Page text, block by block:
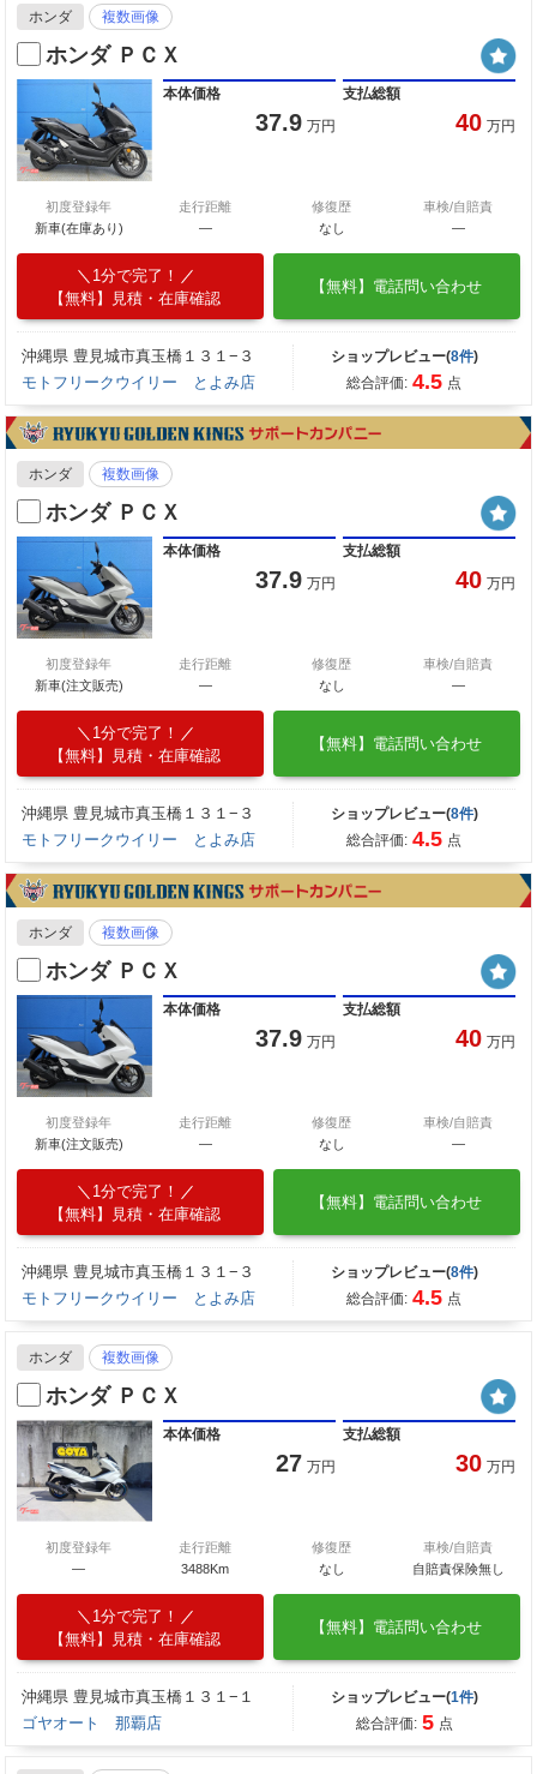
ホンダ 複数画像
ホンダ ＰＣＸ
本体価格
37.9 万円
支払総額
40 万円
初度登録年
新車(在庫あり)
走行距離
―
修復歴
なし
車検/自賠責
―
1分で完了！
【無料】見積・在庫確認
【無料】電話問い合わせ
沖縄県 豊見城市真玉橋１３１−３
モトフリークウイリー とよみ店
ショップレビュー(8件)
総合評価: 4.5 点
ホンダ 複数画像
ホンダ ＰＣＸ
本体価格
37.9 万円
支払総額
40 万円
初度登録年
新車(注文販売)
走行距離
―
修復歴
なし
車検/自賠責
―
1分で完了！
【無料】見積・在庫確認
【無料】電話問い合わせ
沖縄県 豊見城市真玉橋１３１−３
モトフリークウイリー とよみ店
ショップレビュー(8件)
総合評価: 4.5 点
ホンダ 複数画像
ホンダ ＰＣＸ
本体価格
37.9 万円
支払総額
40 万円
初度登録年
新車(注文販売)
走行距離
―
修復歴
なし
車検/自賠責
―
1分で完了！
【無料】見積・在庫確認
【無料】電話問い合わせ
沖縄県 豊見城市真玉橋１３１−３
モトフリークウイリー とよみ店
ショップレビュー(8件)
総合評価: 4.5 点
ホンダ 複数画像
ホンダ ＰＣＸ
本体価格
27 万円
支払総額
30 万円
初度登録年
―
走行距離
3488Km
修復歴
なし
車検/自賠責
自賠責保険無し
1分で完了！
【無料】見積・在庫確認
【無料】電話問い合わせ
沖縄県 豊見城市真玉橋１３１−１
ゴヤオート 那覇店
ショップレビュー(1件)
総合評価: 5 点